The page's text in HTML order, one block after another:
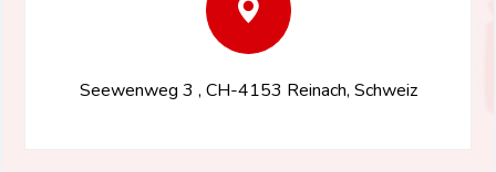
Seewenweg 3 , CH-4153 Reinach, Schweiz